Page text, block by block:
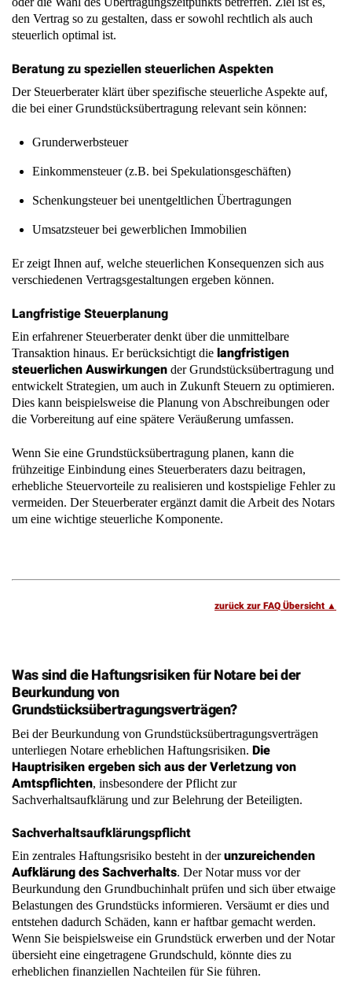
Beratung zu speziellen steuerlichen Aspekten
Der Steuerberater klärt über spezifische steuerliche Aspekte auf,
Grunderwerbsteuer
Einkommensteuer (z.B. bei Spekulationsgeschäften)
Schenkungsteuer bei unentgeltlichen Übertragungen
Umsatzsteuer bei gewerblichen Immobilien
Er zeigt Ihnen auf, welche steuerlichen Konsequenzen sich aus
verschiedenen Vertragsgestaltungen ergeben können.
Langfristige Steuerplanung
Ein erfahrener Steuerberater denkt über die unmittelbare
steuerlichen Auswirkungender Grundstücksübertragung und
entwickelt Strategien, um auch in Zukunft Steuern zu optimieren.
Dies kann beispielsweise die Planung von Abschreibungen oder
die Vorbereitung auf eine spätere Veräußerung umfassen.
Wenn Sie eine Grundstücksübertragung planen, kann die
frühzeitige Einbindung eines Steuerberaters dazu beitragen,
erhebliche Steuervorteile zu realisieren und kostspielige Fehler zu
vermeiden. Der Steuerberater ergänzt damit die Arbeit des Notars
um eine wichtige steuerliche Komponente.
Bei der Beurkundung von Grundstücksübertragungsverträgen
unterliegen Notare erheblichen Haftungsrisiken.
Hauptrisiken ergeben sich aus der Verletzung von
Amtspflichten
, insbesondere der Pflicht zur
Sachverhaltsaufklärung und zur Belehrung der Beteiligten.
Sachverhaltsaufklärungspflicht
Ein zentrales Haftungsrisiko besteht in der unzureichenden
Beurkundung den Grundbuchinhalt prüfen und sich über etwaige
Belastungen des Grundstücks informieren. Versäumt er dies und
entstehen dadurch Schäden, kann er haftbar gemacht werden.
Wenn Sie beispielsweise ein Grundstück erwerben und der Notar
übersieht eine eingetragene Grundschuld, könnte dies zu
erheblichen finanziellen Nachteilen für Sie führen.
Belehrungspflicht
Ein weiteres wesentliches Haftungsrisiko ergibt sich aus der